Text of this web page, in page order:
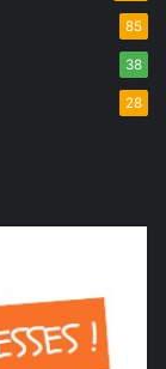
85
38
28